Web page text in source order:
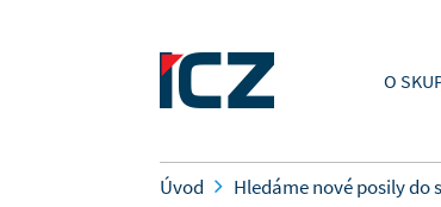
O
Úvod Hledáme nové posily do